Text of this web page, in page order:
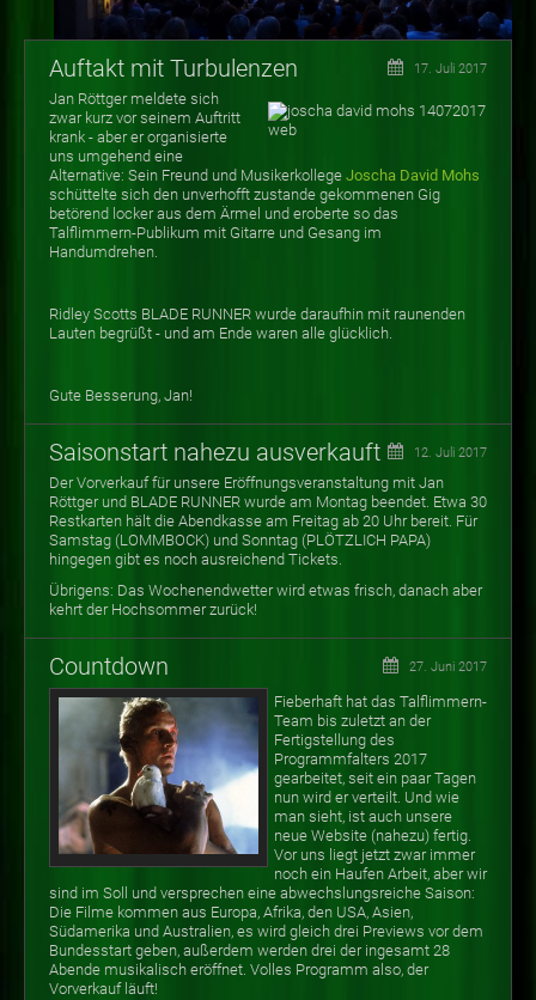
Auftakt mit Turbulenzen 17. Juli 2017
Jan Röttger meldete sich
zwar kurz vor seinem Auftritt
krank - aber er organisierte
uns umgehend eine
Alternative: Sein Freund und Musikerkollege Joscha David Mohs
schüttelte sich den unverhofft zustande gekommenen Gig
betörend locker aus dem Ärmel und eroberte so das
Talflimmern-Publikum mit Gitarre und Gesang im
Handumdrehen.
Ridley Scotts BLADE RUNNER wurde daraufhin mit raunenden
Lauten begrüßt - und am Ende waren alle glücklich.
Gute Besserung, Jan!
Saisonstart nahezu ausverkauft 12. Juli 2017
Der Vorverkauf für unsere Eröffnungsveranstaltung mit Jan
Röttger und BLADE RUNNER wurde am Montag beendet. Etwa 30
Restkarten hält die Abendkasse am Freitag ab 20 Uhr bereit. Für
Samstag (LOMMBOCK) und Sonntag (PLÖTZLICH PAPA)
hingegen gibt es noch ausreichend Tickets.
Übrigens: Das Wochenendwetter wird etwas frisch, danach aber
kehrt der Hochsommer zurück!
Countdown 27. Juni 2017
Fieberhaft hat das Talflimmern-
Team bis zuletzt an der
Fertigstellung des
Programmfalters 2017
gearbeitet, seit ein paar Tagen
nun wird er verteilt. Und wie
man sieht, ist auch unsere
neue Website (nahezu) fertig.
Vor uns liegt jetzt zwar immer
noch ein Haufen Arbeit, aber wir
sind im Soll und versprechen eine abwechslungsreiche Saison:
Die Filme kommen aus Europa, Afrika, den USA, Asien,
Südamerika und Australien, es wird gleich drei Previews vor dem
Bundesstart geben, außerdem werden drei der ingesamt 28
Abende musikalisch eröffnet. Volles Programm also, der
Vorverkauf läuft!